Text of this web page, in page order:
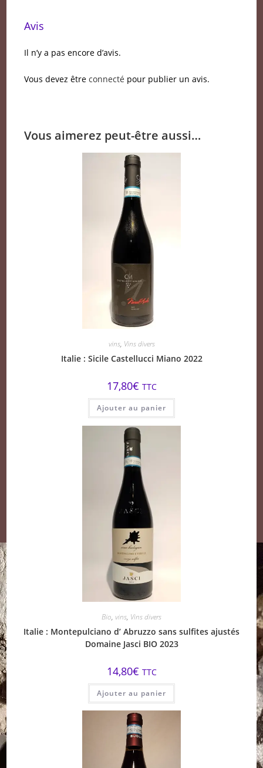
Avis
Il n’y a pas encore d’avis.
Vous devez êtreconnecté pour publier un avis.
Vous aimerez peut-être aussi…
vins, Vins divers
Italie : Sicile Castellucci Miano 2022
17,80€ TTC
Ajouter au panier
Bio, vins, Vins divers
Italie : Montepulciano d’ Abruzzo sans sulfites ajustés
Domaine Jasci BIO 2023
14,80€ TTC
Ajouter au panier